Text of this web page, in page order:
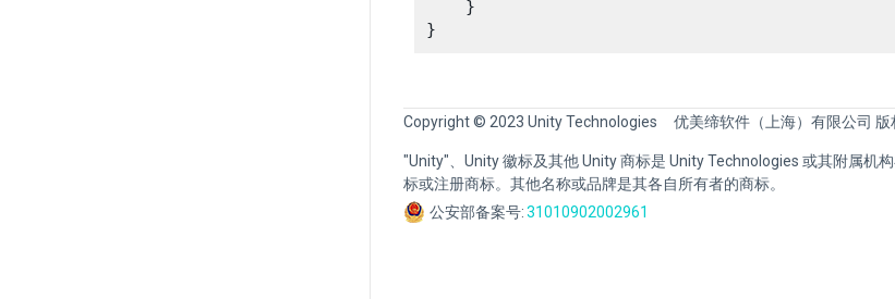
    }
Copyright © 2023 Unity Technologies 优美缔软件（上海）有限公司 版
"Unity"、Unity 徽标及其他 Unity 商标是 Unity Technologies 或其附属机
标或注册商标。其他名称或品牌是其各自所有者的商标。
公安部备案号:31010902002961